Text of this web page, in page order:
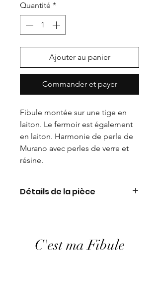
Quantité *
Ajouter au panier
Commander et payer
Fibule montée sur une tige en
laiton. Le fermoir est également
en laiton. Harmonie de perle de
Murano avec perles de verre et
résine.
Détails de la pièce
C'est ma Fibule